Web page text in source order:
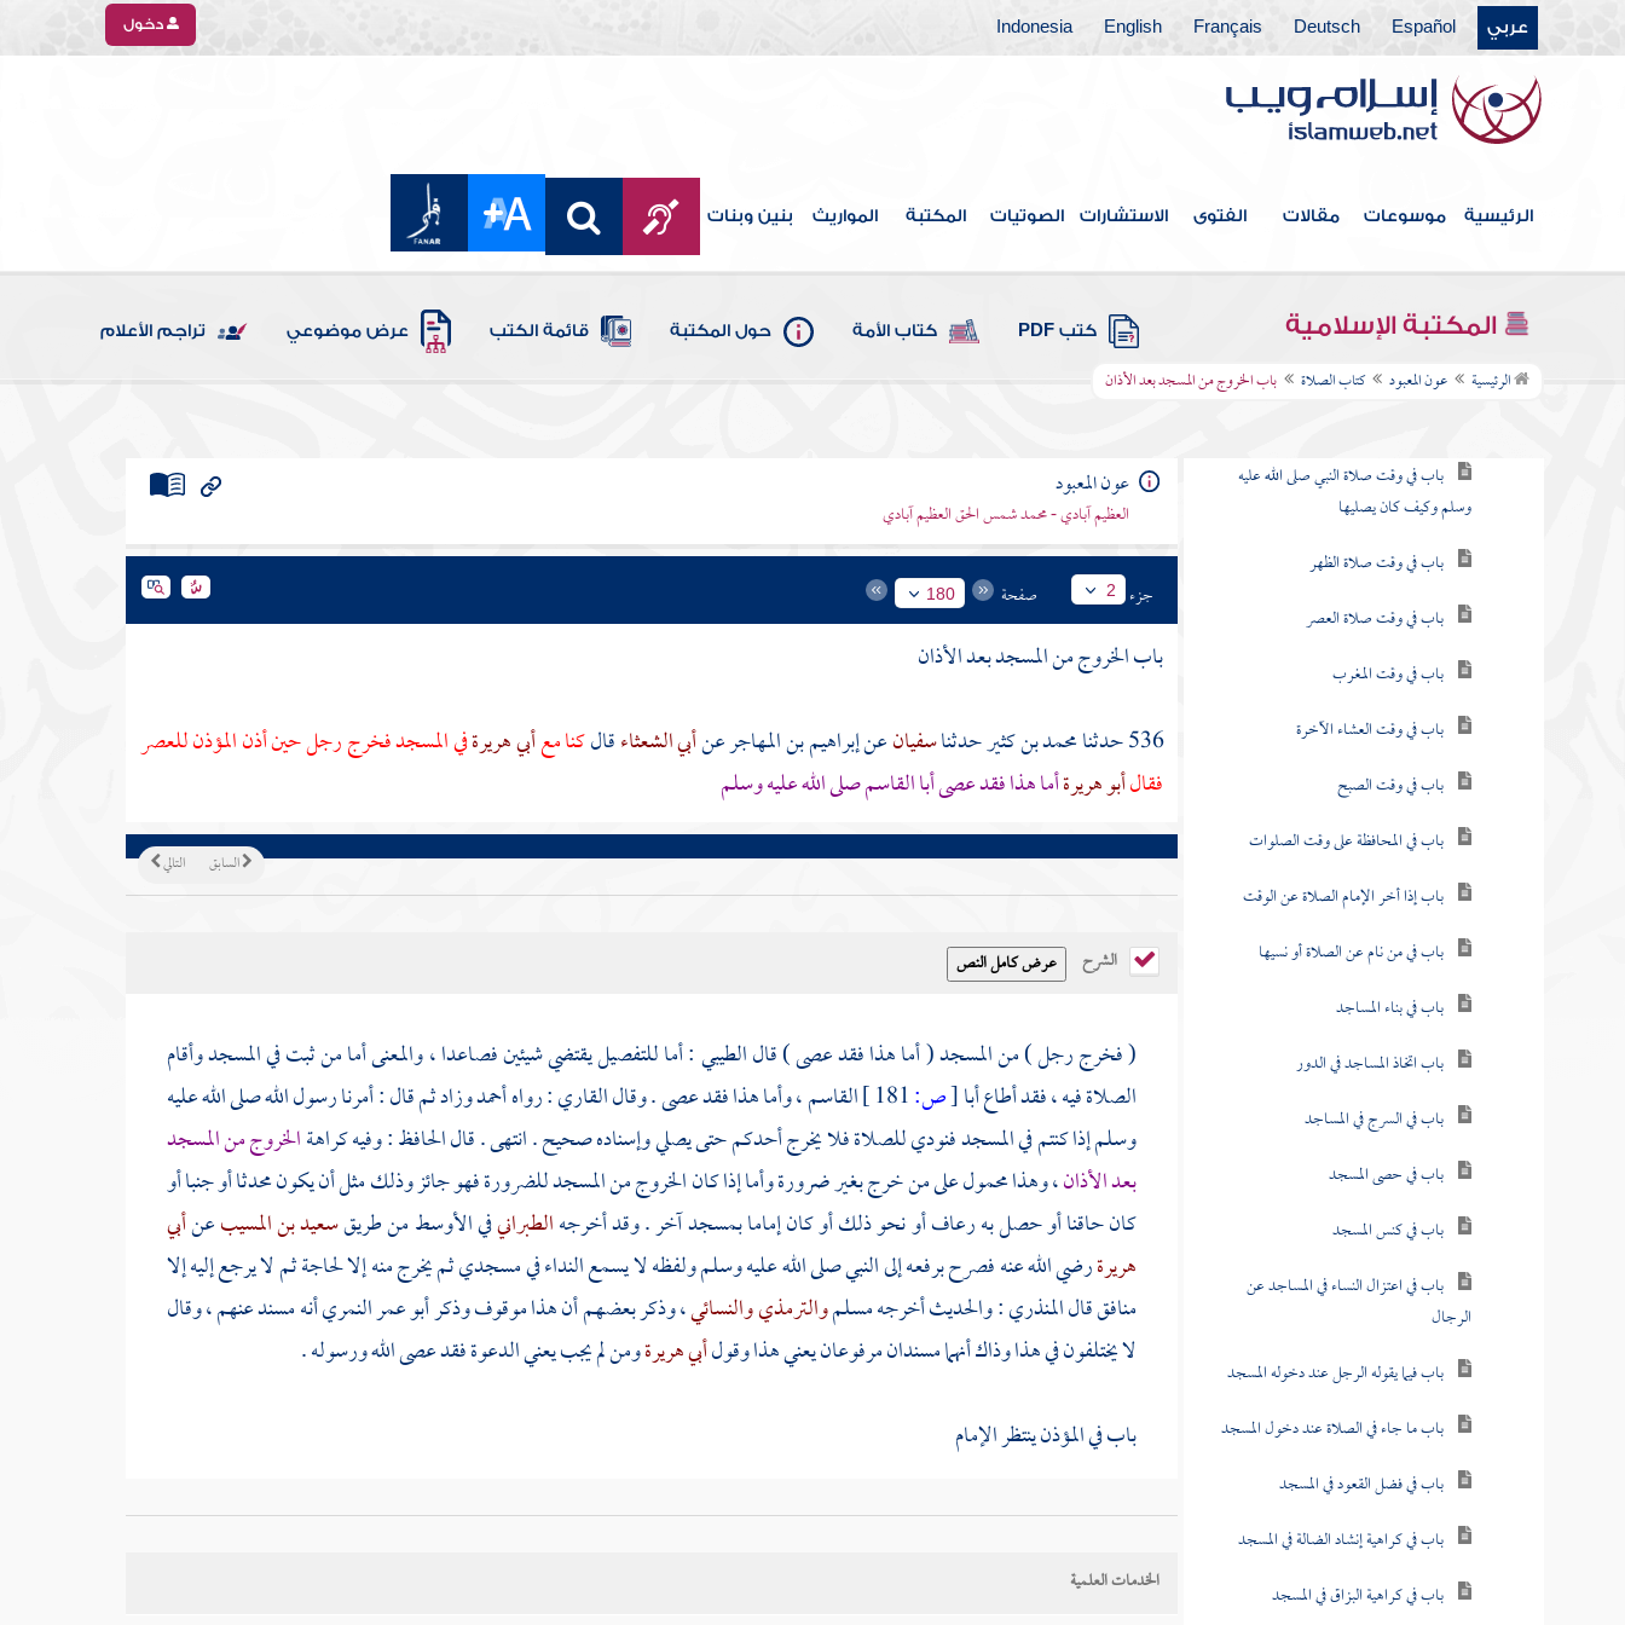
عربي Español
Deutsch
Français
English
Indonesia دخول
الرئيسية موسوعات مقالات الفتوى الاستشارات الصوتيات المكتبة المواريث بنين وبنات
المكتبة الإسلامية كتب PDF كتاب الأمة حول المكتبة قائمة الكتب عرض موضوعي تراجم الأعلام
الرئيسية عون المعبود كتاب الصلاة باب الخروج من المسجد بعد الأذان
فهرس الكتاب
كتاب الطهارة
كتاب الصلاة
باب في وقت صلاة النبي صلى الله عليه
وسلم وكيف كان يصليها
باب في وقت صلاة الظهر
باب في وقت صلاة العصر
باب في وقت المغرب
باب في وقت العشاء الآخرة
باب في وقت الصبح
باب في المحافظة على وقت الصلوات
باب إذا أخر الإمام الصلاة عن الوقت
باب في من نام عن الصلاة أو نسيها
باب في بناء المساجد
باب اتخاذ المساجد في الدور
باب في السرج في المساجد
باب في حصى المسجد
باب في كنس المسجد
باب في اعتزال النساء في المساجد عن
الرجال
باب فيما يقوله الرجل عند دخوله المسجد
باب ما جاء في الصلاة عند دخول المسجد
باب في فضل القعود في المسجد
باب في كراهية إنشاد الضالة في المسجد
باب في كراهية البزاق في المسجد
عون المعبود
العظيم آبادي - محمد شمس الحق العظيم آبادي
جزء 2 صفحة 180
باب الخروج من المسجد بعد الأذان
536 حدثنا
محمد بن كثيرحدثناسفيانعنإبراهيم بن المهاجرعنأبي الشعثاءقالكنا معأبي هريرةفي المسجد فخرج رجل حين أذن المؤذن للعصر
فقالأبو هريرةأما هذا فقد عصى أبا القاسم صلى الله عليه وسلم
التالي السابق
الشرح
( فخرج رجل ) من المسجد ( أما هذا فقد عصى ) قالالطيبي: أما للتفصيل يقتضي شيئين فصاعدا ، والمعنى أما من ثبت في المسجد وأقام
الصلاة فيه ، فقد أطاع أبا[ص: القاسم ، وأما هذا فقد عصى . وقالالقاري: رواهأحمدوزاد ثم قال : أمرنا رسول الله صلى الله عليه
وسلم إذا كنتم في المسجد فنودي للصلاة فلا يخرج أحدكم حتى يصلي وإسناده صحيح . انتهى . قال الحافظ : وفيه كراهةالخروج من المسجد
بعد الأذان، وهذا محمول على من خرج بغير ضرورة وأما إذا كان الخروج من المسجد للضرورة فهو جائز وذلك مثل أن يكون محدثا أو جنبا أو
كان حاقنا أو حصل به رعاف أو نحو ذلك أو كان إماما بمسجد آخر . وقد أخرجهالطبرانيفي الأوسط من طريقسعيد بن المسيبعنأبي
هريرةرضي الله عنه فصرح برفعه إلى النبي صلى الله عليه وسلم ولفظه لا يسمع النداء في مسجدي ثم يخرج منه إلا لحاجة ثم لا يرجع إليه إلا
منافق قالالمنذري: والحديث أخرجهمسلموالترمذيوالنسائي، وذكر بعضهم أن هذا موقوف وذكرأبو عمر النمريأنه مسند عنهم ، وقال
لا يختلفون في هذا وذاك أنهما مسندان مرفوعان يعني هذا وقولأبي هريرةومن لم يجب يعني الدعوة فقد عصى الله ورسوله .
باب في المؤذن ينتظر الإمام
الخدمات العلمية